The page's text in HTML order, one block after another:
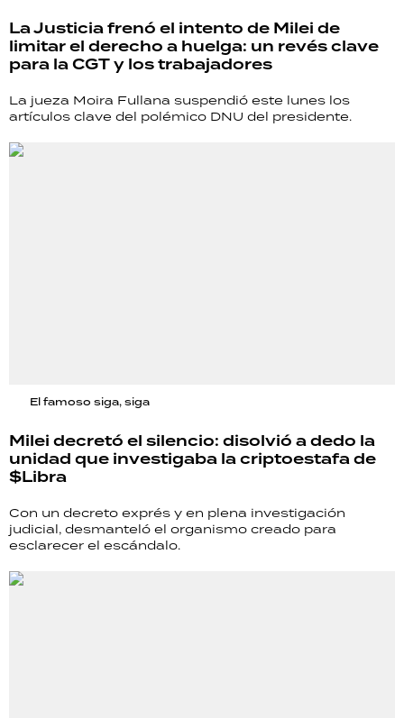
La Justicia frenó el intento de Milei de
limitar el derecho a huelga: un revés clave
para la CGT y los trabajadores
La jueza Moira Fullana suspendió este lunes los
artículos clave del polémico DNU del presidente.
El famoso siga, siga
Milei decretó el silencio: disolvió a dedo la
unidad que investigaba la criptoestafa de
$Libra
Con un decreto exprés y en plena investigación
judicial, desmanteló el organismo creado para
esclarecer el escándalo.